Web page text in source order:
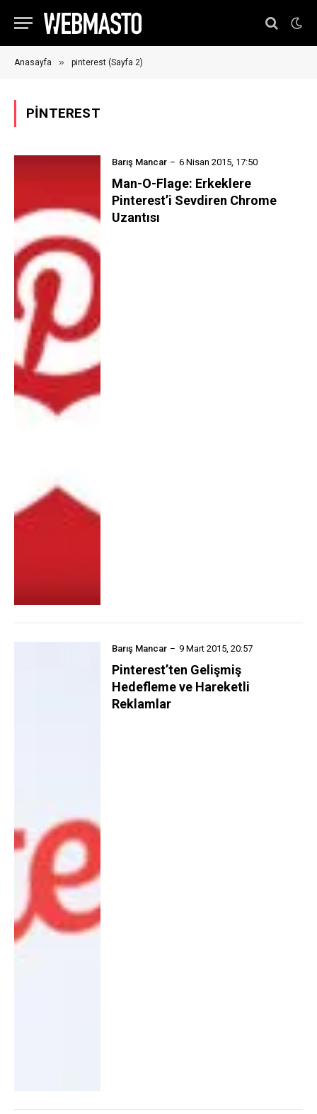
Anasayfa » pinterest (Sayfa 2)
PINTEREST
Barış Mancar 6 Nisan 2015, 17:50
Man-O-Flage: Erkeklere
Pinterest’i Sevdiren Chrome
Uzantısı
Barış Mancar 9 Mart 2015, 20:57
Pinterest’ten Gelişmiş
Hedefleme ve Hareketli
Reklamlar